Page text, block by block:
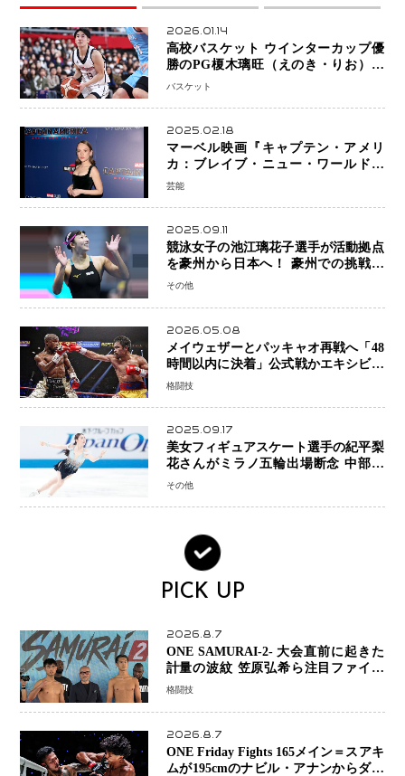
2026.01.14
高校バスケット ウインターカップ優
勝のPG榎木璃旺（えのき・りお）が
プロの現場へ―。
バスケット
2025.02.18
マーベル映画『キャプテン・アメリ
カ：ブレイブ・ニュー・ワールド』
新ブラック・ウィドウ役のシラ・ハー
芸能
2025.09.11
競泳女子の池江璃花子選手が活動拠点
を豪州から日本へ！ 豪州での挑戦を
糧に、28年ロサンゼルス五輪へ再始動
その他
2026.05.08
メイウェザーとパッキャオ再戦へ「48
時間以内に決着」公式戦かエキシビシ
ョンか混迷続く
格闘技
2025.09.17
美女フィギュアスケート選手の紀平梨
花さんがミラノ五輪出場断念 中部選
手権欠場を発表「安全最優先の判断」
その他
PICK UP
2026.8.7
ONE SAMURAI-2- 大会直前に起きた
計量の波紋 笠原弘希ら注目ファイタ
ーは契約体重で決戦へ、山本歩夢と平
格闘技
2026.8.7
ONE Friday Fights 165メイン＝スアキ
ムが195cmのナビル・アナンからダウ